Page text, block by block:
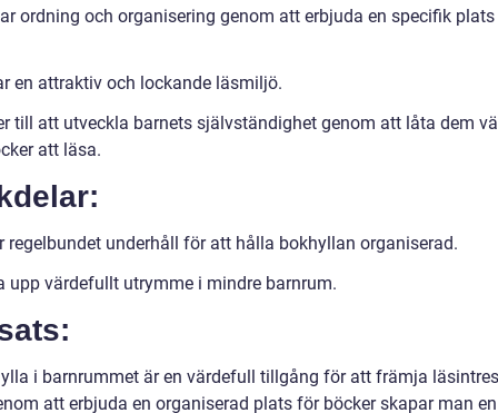
ordning och organisering genom att erbjuda en specifik
en attraktiv och lockande läsmiljö.
till att utveckla barnets självständighet genom att låta dem
att läsa.
regelbundet underhåll för att hålla bokhyllan organiserad.
upp värdefullt utrymme i mindre barnrum.
i barnrummet är en värdefull tillgång för att främja
att erbjuda en organiserad plats för böcker skapar man en